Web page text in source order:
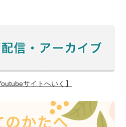
サイトへいく】